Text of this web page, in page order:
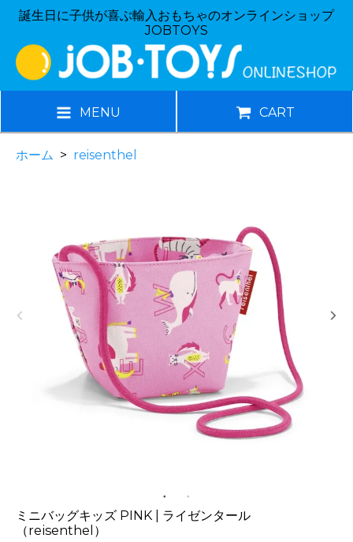
誕生日に子供が喜ぶ輸入おもちゃのオンラインショップ
JOBTOYS
MENU CART
ホーム > reisenthel
ミニバッグキッズ PINK | ライゼンタール
（reisenthel）